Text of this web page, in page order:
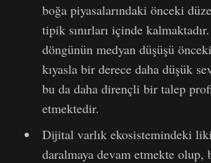
boğa piyasalarındaki önceki
tipik sınırları içinde
döngünün medyan düşüşü
kıyasla bir derece daha düşük
bu da daha dirençli bir talep
etmektedir.
Dijital varlık ekosistemindeki
daralmaya devam etmekte olup,